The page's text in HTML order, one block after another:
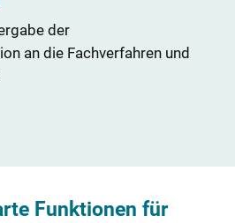
der
an die Fachverfahren und
Funktionen für